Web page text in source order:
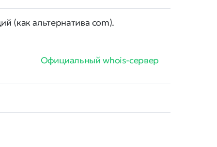
(как альтернатива com).
Официальный whois-сервер